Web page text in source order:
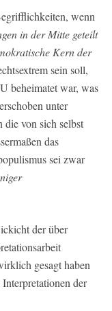
wenn
in der Mitte geteilt
Kern der
sein soll,
beheimatet war, was
unter
die von sich selbst
das
sei zwar
der über
gesagt haben
der